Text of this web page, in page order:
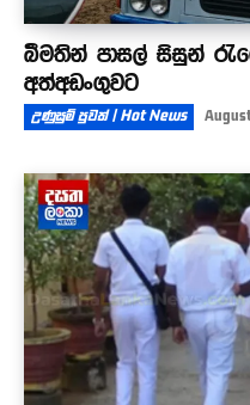
බීමතින් පාසල් සිසුන්
අත්අඩංගුවට
උණුසුම් පුවත් | Hot News